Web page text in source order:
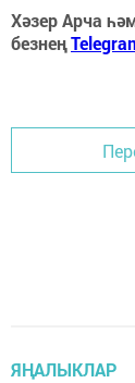
Хәзер Арча
безнең
ЯҢАЛЫКЛАР